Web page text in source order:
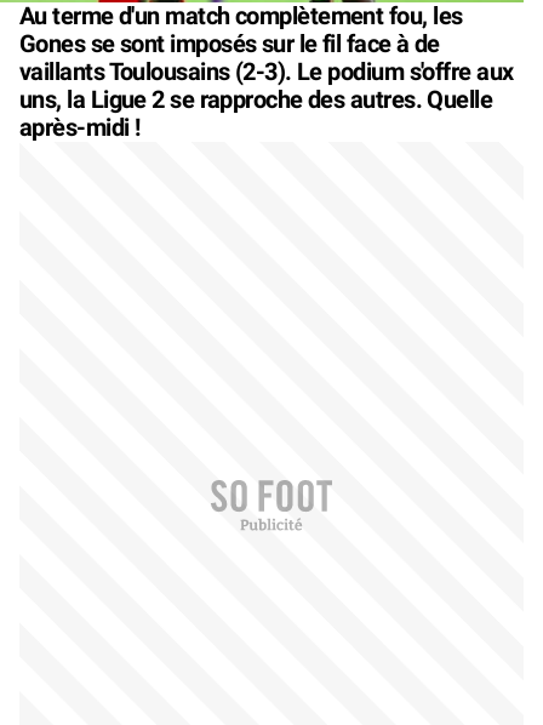
Au terme d'un match complètement fou, les
Gones se sont imposés sur le fil face à de
vaillants Toulousains (2-3). Le podium s'offre aux
uns, la Ligue 2 se rapproche des autres. Quelle
après-midi !